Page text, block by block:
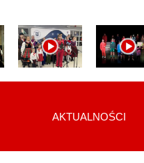
AKTUALNOŚCI